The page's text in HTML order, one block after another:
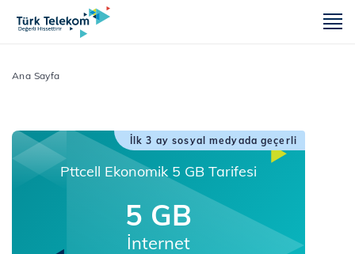
Ana Sayfa
İlk 3 ay sosyal medyada geçerli
Pttcell Ekonomik 5 GB Tarifesi
5 GB
İnternet